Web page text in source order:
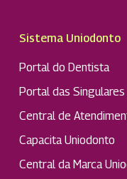
Sistema Uniodonto
Portal do Dentista
Portal das
Central de
Capacita Uniodonto
Central da Marca